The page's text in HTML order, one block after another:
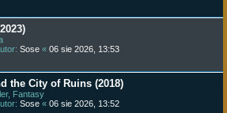
Sose « 06 sie 2026, 13:53
the City of Ruins (2018)
Fantasy
Sose « 06 sie 2026, 13:52